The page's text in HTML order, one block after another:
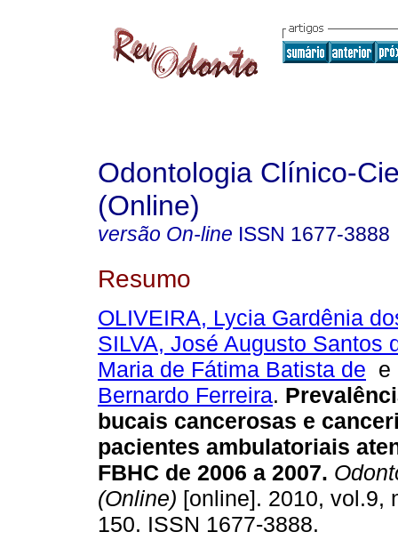
Odontologia Clínico-
(Online)
versão On-line ISSN 1677-3888
Resumo
OLIVEIRA, Lycia Gardênia
SILVA, José Augusto Santos
Maria de Fátima Batista de
Bernardo Ferreira.
bucais cancerosas e
pacientes ambulatoriais
FBHC de 2006 a 2007.
(Online) [online]. 2010, vol.9,
150. ISSN 1677-3888.